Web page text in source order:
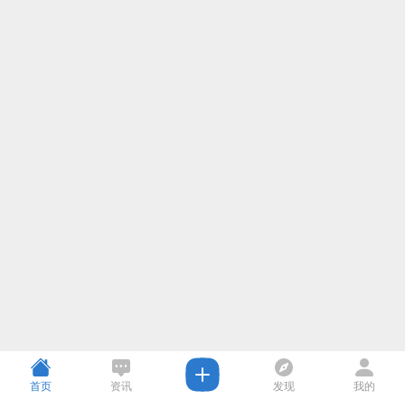
首页 资讯 发现 我的